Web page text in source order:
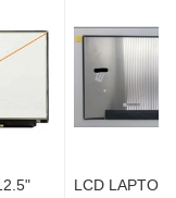
LCD LAPTOP